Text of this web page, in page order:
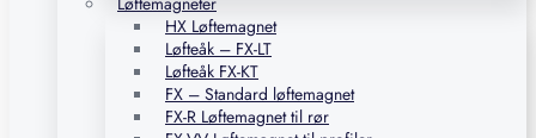
HX Løftemagnet
Løfteåk – FX-LT
Løfteåk FX-KT
FX – Standard løftemagnet
FX-R Løftemagnet til rør